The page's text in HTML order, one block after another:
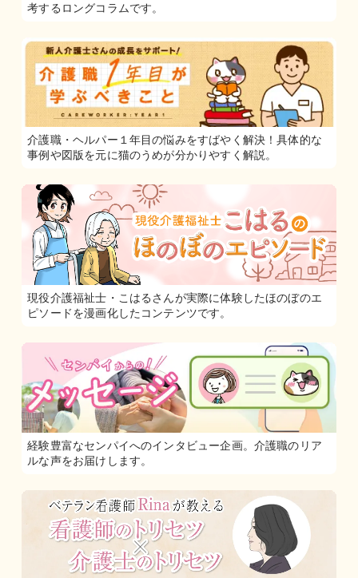
考するロングコラムです。
介護職・ヘルパー１年目の悩みをすばやく解決！具体的な
事例や図版を元に猫のうめが分かりやすく解説。
現役介護福祉士・こはるさんが実際に体験したほのぼのエ
ピソードを漫画化したコンテンツです。
経験豊富なセンパイへのインタビュー企画。介護職のリア
ルな声をお届けします。